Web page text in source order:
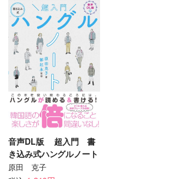
音声DL版 超入門 書
き込み式ハングルノート
原田 克子